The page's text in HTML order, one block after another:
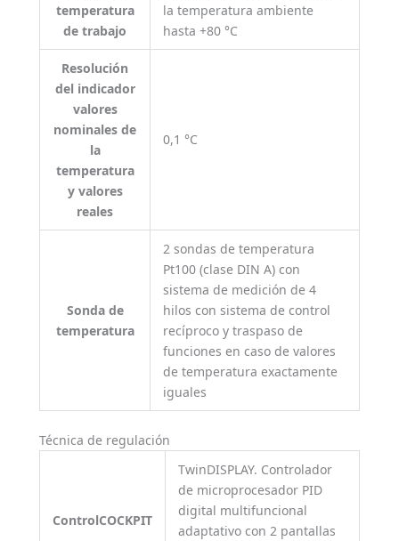
temperatura
de trabajo
la temperatura ambiente
hasta +80 °C
Resolución
del indicador
valores
nominales de
la
temperatura
y valores
reales
0,1 °C
Sonda de
temperatura
2 sondas de temperatura
Pt100 (clase DIN A) con
sistema de medición de 4
hilos con sistema de control
recíproco y traspaso de
funciones en caso de valores
de temperatura exactamente
iguales
Técnica de regulación
ControlCOCKPIT
TwinDISPLAY. Controlador
de microprocesador PID
digital multifuncional
adaptativo con 2 pantallas